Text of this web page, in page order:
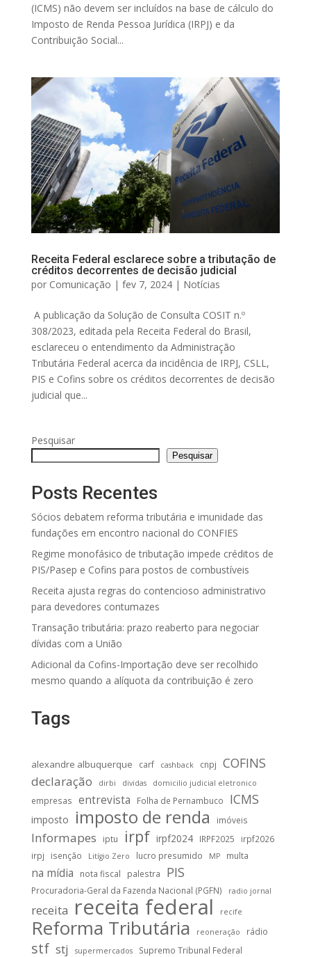
(ICMS) não devem ser incluídos na base de cálculo do
Imposto de Renda Pessoa Jurídica (IRPJ) e da
Contribuição Social...
Receita Federal esclarece sobre a tributação de
créditos decorrentes de decisão judicial
por Comunicação | fev 7, 2024| Notícias
A publicação da Solução de Consulta COSIT n.º
308/2023, editada pela Receita Federal do Brasil,
esclareceu o entendimento da Administração
Tributária Federal acerca da incidência de IRPJ, CSLL,
PIS e Cofins sobre os créditos decorrentes de decisão
judicial que...
Pesquisar
Pesquisar
Posts Recentes
Sócios debatem reforma tributária e imunidade das
fundações em encontro nacional do CONFIES
Regime monofásico de tributação impede créditos de
PIS/Pasep e Cofins para postos de combustíveis
Receita ajusta regras do contencioso administrativo
para devedores contumazes
Transação tributária: prazo reaberto para negociar
dívidas com a União
Adicional da Cofins-Importação deve ser recolhido
mesmo quando a alíquota da contribuição é zero
Tags
alexandre albuquerque carf cashback cnpj COFINS
declaração dirbi dividas domicilio judicial eletronico
empresas entrevista Folha de Pernambuco ICMS
imposto imposto de renda imóveis
Informapes iptu irpf irpf2024 IRPF2025
irpf2026
irpj
isenção Litígio Zero lucro presumido MP multa
na mídia nota fiscal palestra PIS
Procuradoria-Geral da Fazenda Nacional (PGFN) radio jornal
receita receita federal recife
Reforma Tributária reoneração rádio
stf stj supermercados Supremo Tribunal Federal